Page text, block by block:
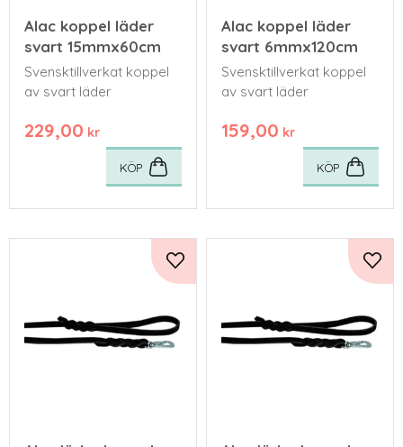
Alac koppel läder
svart 15mmx60cm
Svensktillverkat koppel
av svart läder
229,00 kr
KÖP
Alac koppel läder
svart 6mmx120cm
Svensktillverkat koppel
av svart läder
159,00 kr
KÖP
Lägg till i favoriter